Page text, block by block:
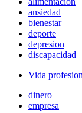
ansiedad
bienestar
deporte
depresion
discapacidad
Vida
dinero
empresa